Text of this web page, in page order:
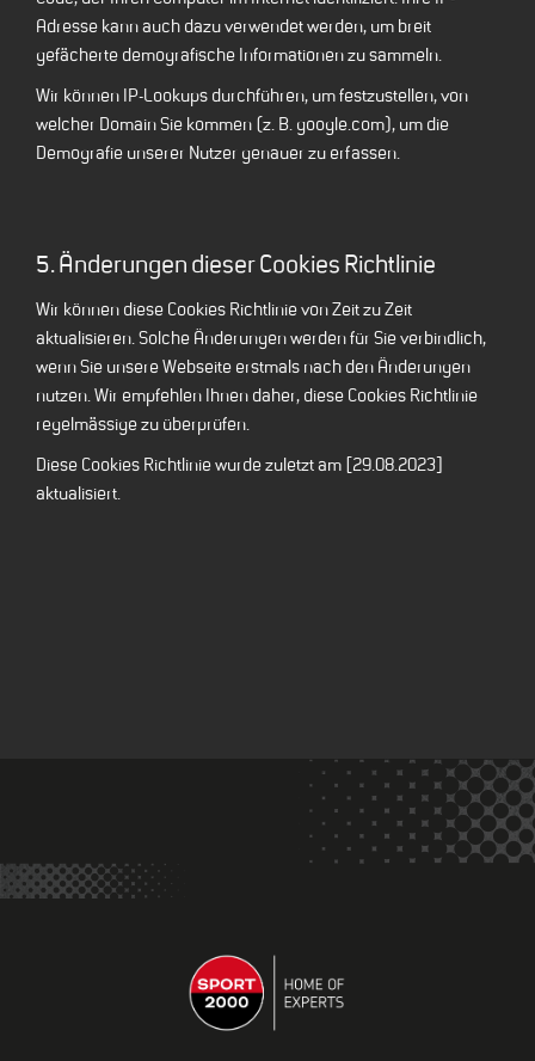
Adresse kann auch dazu verwendet werden, um breit
gefächerte demografische Informationen zu sammeln.
Wir können IP-Lookups durchführen, um festzustellen, von
welcher Domain Sie kommen (z. B. google.com), um die
Demografie unserer Nutzer genauer zu erfassen.
5. Änderungen dieser Cookies Richtlinie
Wir können diese Cookies Richtlinie von Zeit zu Zeit
aktualisieren. Solche Änderungen werden für Sie verbindlich,
wenn Sie unsere Webseite erstmals nach den Änderungen
nutzen. Wir empfehlen Ihnen daher, diese Cookies Richtlinie
regelmässige zu überprüfen.
Diese Cookies Richtlinie wurde zuletzt am [29.08.2023]
aktualisiert.